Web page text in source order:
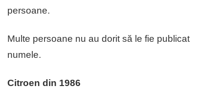
persoane.
Multe persoane nu au dorit să le fie publicat
numele.
Citroen din 1986